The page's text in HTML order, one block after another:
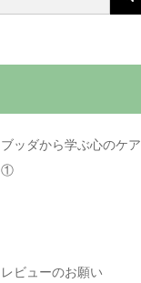
ブッダから学ぶ心のケア
①
レビューのお願い